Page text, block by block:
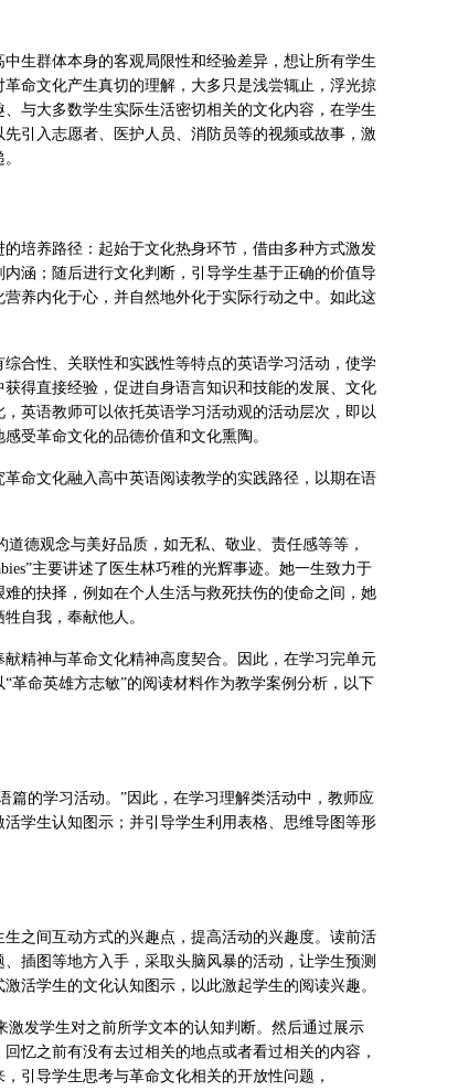
生群体本身的客观局限性和经验差异，想让所有学生
命文化产生真切的理解，大多只是浅尝辄止，浮光掠
与大多数学生实际生活密切相关的文化内容，在学生
引入志愿者、医护人员、消防员等的视频或故事，激
培养路径：起始于文化热身环节，借由多种方式激发
涵；随后进行文化判断，引导学生基于正确的价值导
养内化于心，并自然地外化于实际行动之中。如此这
合性、关联性和实践性等特点的英语学习活动，使学
得直接经验，促进自身语言知识和技能的发展、文化
英语教师可以依托英语学习活动观的活动层次，即以
受革命文化的品德价值和文化熏陶。
命文化融入高中英语阅读教学的实践路径，以期在语
道德观念与美好品质，如无私、敬业、责任感等等，
主要讲述了医生林巧稚的光辉事迹。她一生致力于
的抉择，例如在个人生活与救死扶伤的使命之间，她
自我，奉献他人。
精神与革命文化精神高度契合。因此，在学习完单元
革命英雄方志敏”的阅读材料作为教学案例分析，以下
篇的学习活动。”因此，在学习理解类活动中，教师应
学生认知图示；并引导学生利用表格、思维导图等形
之间互动方式的兴趣点，提高活动的兴趣度。读前活
插图等地方入手，采取头脑风暴的活动，让学生预测
活学生的文化认知图示，以此激起学生的阅读兴趣。
激发学生对之前所学文本的认知判断。然后通过展示
忆之前有没有去过相关的地点或者看过相关的内容，
引导学生思考与革命文化相关的开放性问题，